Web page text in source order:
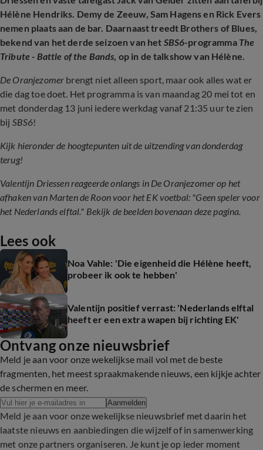
Hélène Hendriks. Demy de Zeeuw, Sam Hagens en Rick Evers
nemen plaats aan de bar. Daarnaast treedt Brothers of Blues,
bekend van het derde seizoen van het SBS6-programma The
Tribute - Battle of the Bands, op in de talkshow van Hélène.
De Oranjezomer brengt niet alleen sport, maar ook alles wat er
die dag toe doet. Het programma is van maandag 20 mei tot en
met donderdag 13 juni iedere werkdag vanaf 21:35 uur te zien
bij SBS6!
Kijk hieronder de hoogtepunten uit de uitzending van donderdag
terug!
Valentijn Driessen reageerde onlangs in De Oranjezomer op het
afhaken van Marten de Roon voor het EK voetbal: "Geen speler voor
het Nederlands elftal." Bekijk de beelden bovenaan deze pagina.
Lees ook
Noa Vahle: 'Die eigenheid die Hélène heeft,
probeer ik ook te hebben'
Valentijn positief verrast: 'Nederlands elftal
heeft er een extra wapen bij richting EK'
Ontvang onze nieuwsbrief
Meld je aan voor onze wekelijkse mail vol met de beste
fragmenten, het meest spraakmakende nieuws, een kijkje achter
de schermen en meer.
Aanmelden
Meld je aan voor onze wekelijkse nieuwsbrief met daarin het
laatste nieuws en aanbiedingen die wijzelf of in samenwerking
met onze partners organiseren. Je kunt je op ieder moment